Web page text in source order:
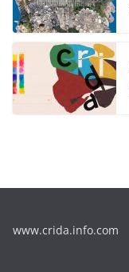
www.crida.info.com